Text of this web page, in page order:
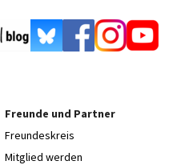
Freunde und Partner
Freundeskreis
Mitglied werden